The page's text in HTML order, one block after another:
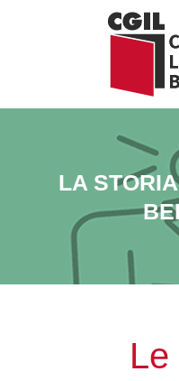
LA
Le